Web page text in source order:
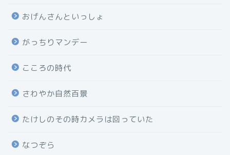
おげんさんといっしょ
がっちりマンデー
こころの時代
さわやか自然百景
たけしのその時カメラは回っていた
なつぞら